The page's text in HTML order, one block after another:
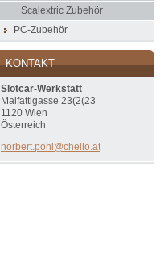
Scalextric Zubehör
PC-Zubehör
KONTAKT
Slotcar-Werkstatt
Malfattigasse 23(2(23
1120 Wien
Österreich
norbert. pohl@che llo.at